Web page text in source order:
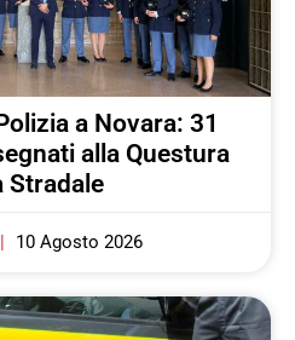
a Novara: 31
alla Questura
Stradale
10 Agosto 2026